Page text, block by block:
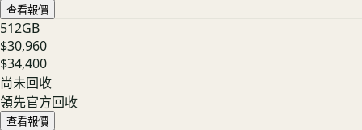
查看報價
512GB
$30,960
$34,400
尚未回收
領先官方回收
查看報價